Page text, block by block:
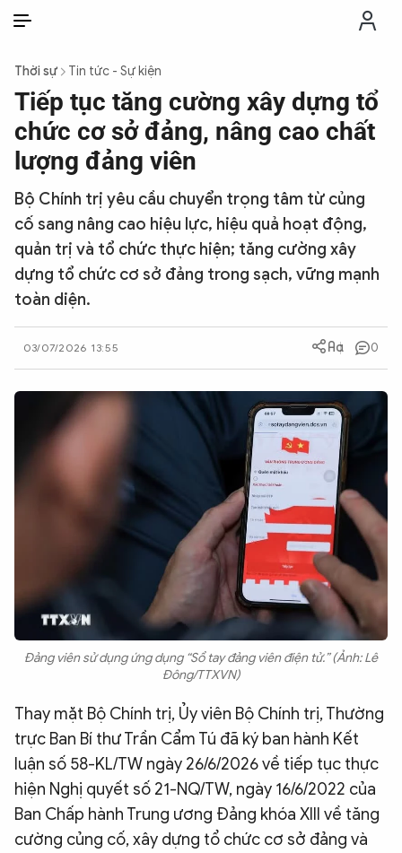
THỜI SỰ
CHỐNG DIỄN BIẾN HÒA BÌNH
CÔNG AN TRONG LÒNG DÂN
XÃ HỘI
PHÁP LUẬT
CÔNG NGHỆ
QUỐC TẾ
VĂN HÓA - THỂ THAO
ĐA PHƯƠNG TIỆN
eMagazine
Podcast
Video Ảnh
Chuyên trang An ninh thế giớiVăn nghệ Công an
Chuyên đề
Thời sự Tin tức - Sự kiện
Tiếp tục tăng cường xây dựng tổ
chức cơ sở đảng, nâng cao chất
lượng đảng viên
Bộ Chính trị yêu cầu chuyển trọng tâm từ củng
cố sang nâng cao hiệu lực, hiệu quả hoạt động,
quản trị và tổ chức thực hiện; tăng cường xây
dựng tổ chức cơ sở đảng trong sạch, vững mạnh
toàn diện.
03/07/2026 13:55 0
Đảng viên sử dụng ứng dụng “Sổ tay đảng viên điện tử.” (Ảnh: Lê
Đông/TTXVN)
Thay mặt Bộ Chính trị, Ủy viên Bộ Chính trị, Thường
trực Ban Bí thư Trần Cẩm Tú đã ký ban hành Kết
luận số 58-KL/TW ngày 26/6/2026 về tiếp tục thực
hiện Nghị quyết số 21-NQ/TW, ngày 16/6/2022 của
Ban Chấp hành Trung ương Đảng khóa XIII về tăng
cường củng cố, xây dựng tổ chức cơ sở đảng và